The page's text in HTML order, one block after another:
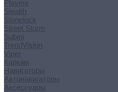
Playme
Stealth
Stonelock
Street Storm
Subini
TrendVision
Viper
Каркам
Навигаторы
Автонавигаторы
Аксессуары